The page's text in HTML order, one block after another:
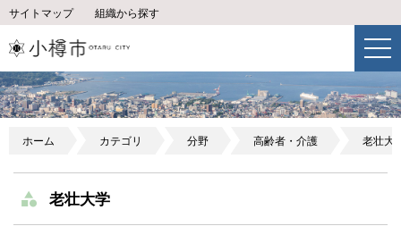
サイトマップ 組織から探す
ホーム カテゴリ 分野 高齢者・介護 老壮大
老壮大学